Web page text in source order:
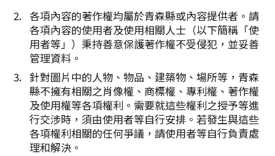
各項內容的著作權均屬於青森縣或內容提供者。請
各項內容的使用者及使用相關人士（以下簡稱「使
用者等」）秉持善意保護著作權不受侵犯，並妥善
管理資料。
針對圖片中的人物、物品、建築物、場所等，青森
縣不擁有相關之肖像權、商標權、專利權、著作權
及使用權等各項權利。需要就這些權利之授予等進
行交涉時，須由使用者等自行安排。若發生與這些
各項權利相關的任何爭議，請使用者等自行負責處
理和解決。